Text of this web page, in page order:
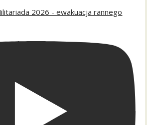
2026 - ewakuacja rannego